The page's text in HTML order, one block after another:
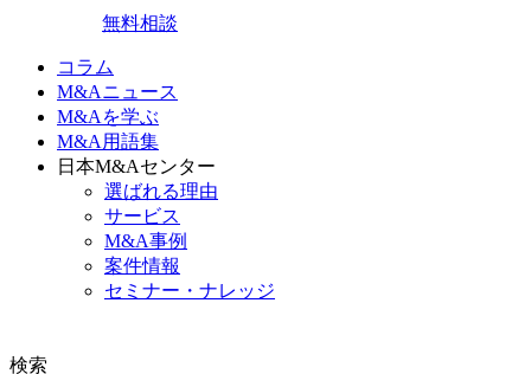
無料相談
コラム
M&Aニュース
M&Aを学ぶ
M&A用語集
日本M&Aセンター
選ばれる理由
サービス
M&A事例
案件情報
セミナー・ナレッジ
検索